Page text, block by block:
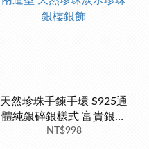
天然珍珠手鍊手環 S925通
體純銀碎銀樣式 富貴銀兩
造型 天然珍珠淡水珍珠 銀
NT$998